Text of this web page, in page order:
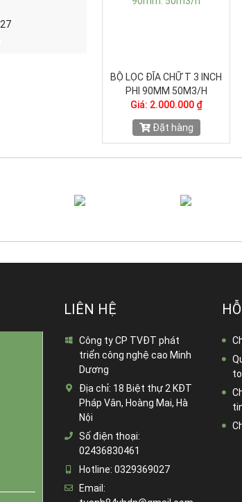
BỘ HẸN GIỜ TƯỚI XF3103-06
Giá: 550.000 ₫
27
LIÊN HỆ
Công ty CP TVĐT phát
triển công nghệ cao Minh
Dương
Địa chỉ: 18 Biệt thự 2 KĐT
Pháp Vân, Hoàng Mai, Hà
Nội
Số điện thoại:
02436830461
Hotline: 0329369027
Email: